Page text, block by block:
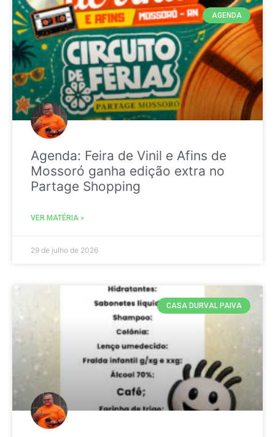
AGENDA
Agenda: Feira de Vinil e Afins de
Mossoró ganha edição extra no
Partage Shopping
VER MATÉRIA »
29 de julho de 2026
CASA DURVAL PAIVA